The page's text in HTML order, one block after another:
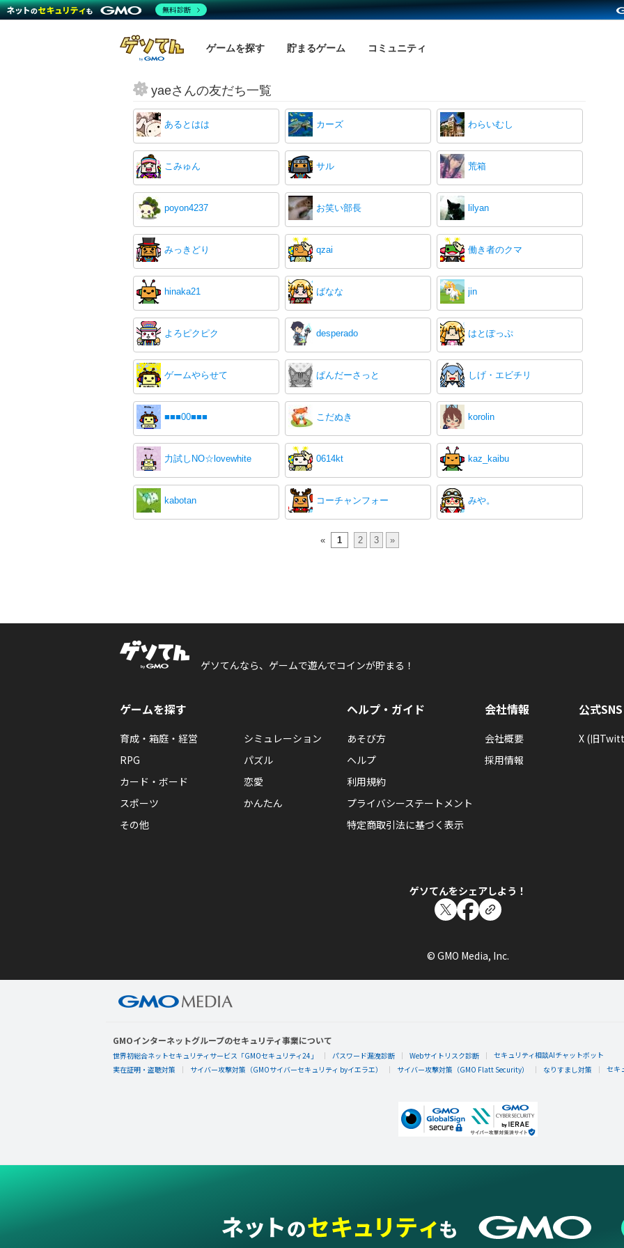
ゲームを探す 貯まるゲーム コミュニティ
yaeさんの友だち一覧
あるとはは カーズ わらいむし
こみゅん サル 荒箱
poyon4237 お笑い部長 lilyan
みっきどり qzai 働き者のクマ
hinaka21 ばなな jin
よろピクピク desperado はとぽっぷ
ゲームやらせて ぱんだーさっと しげ・エビチリ
■■■00■■■ こだぬき korolin
力試しNO☆lovewhite 0614kt kaz_kaibu
kabotan コーチャンフォー みや。
« 1 2 3 »
ゲソてんなら、ゲームで遊んでコインが貯まる！
ゲームを探す
育成・箱庭・経営
シミュレーション
RPG
パズル
カード・ボード
恋愛
スポーツ
かんたん
その他
ヘルプ・ガイド
あそび方
ヘルプ
利用規約
プライバシーステートメント
特定商取引法に基づく表示
会社情報
会社概要
採用情報
公式SNS
X (旧
ゲソてんをシェアしよう！
© GMO Media, Inc.
GMOインターネットグループのセキュリティ事業について
世界初総合ネットセキュリティサービス「GMOセキュリティ24」 パスワード漏洩診断 Webサイトリスク診断
セキュリティ相談AIチャットボット
実在証明・盗聴対策
サイバー攻撃対策（GMOサイバーセキュリティ byイエラエ） サイバー攻撃対策（GMO Flatt Security） なりすまし対策 セキ
無料診断